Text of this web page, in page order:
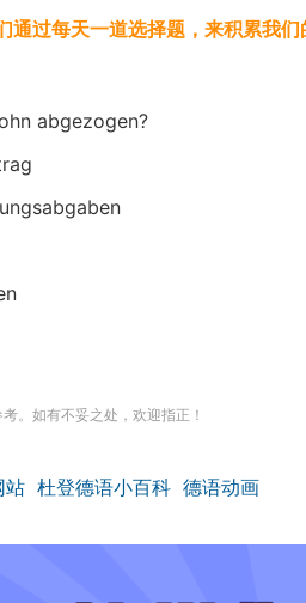
通过每天一道选择题，来积累我们
abgezogen?
。如有不妥之处，欢迎指正！
站 杜登德语小百科 德语动画